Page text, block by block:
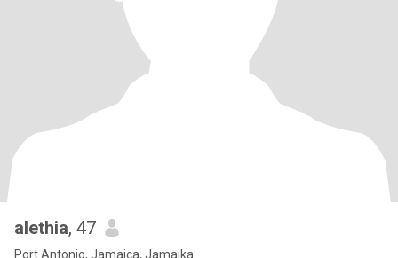
alethia, 47
Port Antonio, Jamaica, Jamaika